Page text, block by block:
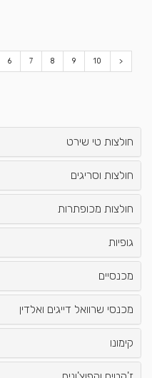
6 7 8 9 10 >
חולצות טי שירט
חולצות וסריגים
חולצות מכופתרות
גופיות
מכנסיים
מכנסי שרוואל דייגים ואלדין
קימונו